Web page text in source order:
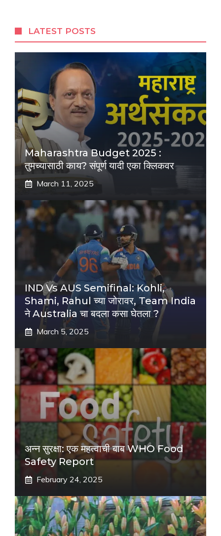
LATEST POSTS
Maharashtra Budget 2025 :
तुमच्यासाठी काय? संपूर्ण यादी एका क्लिकवर
March 11, 2025
IND Vs AUS Semifinal: Kohli,
Shami, Rahul च्या जोरावर, Team India
ने Australia चा बदला कसा घेतला ?
March 5, 2025
अन्न सुरक्षा: एक महत्वाची बाब WHO Food
Safety Report
February 24, 2025